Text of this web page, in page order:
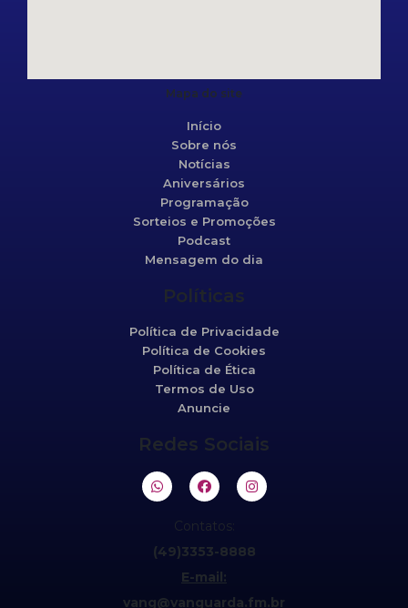
Mapa do site
Início
Sobre nós
Notícias
Aniversários
Programação
Sorteios e Promoções
Podcast
Mensagem do dia
Políticas
Política de Privacidade
Política de Cookies
Política de Ética
Termos de Uso
Anuncie
Redes Sociais
Contatos:
(49)3353-8888
E-mail:
vang@vanguarda.fm.br